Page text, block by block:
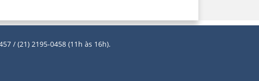
/ (21) 2195-0458 (11h às 16h).